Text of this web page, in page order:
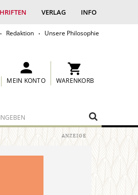
VERLAG INFO
Redaktion Unsere Philosophie
MEIN KONTO WARENKORB